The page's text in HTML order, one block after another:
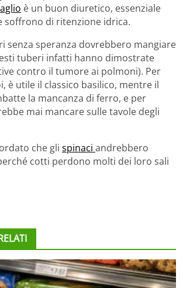
è un buon diuretico, essenziale
soffrono di ritenzione idrica.
senza speranza dovrebbero mangiare
tuberi infatti hanno dimostrate
contro il tumore ai polmoni). Per
è utile il classico basilico, mentre il
la mancanza di ferro, e per
mai mancare sulle tavole degli
che gli spinaci andrebbero
cotti perdono molti dei loro sali